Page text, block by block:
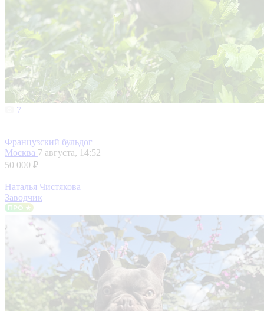
7
Французский бульдог
Москва 7 августа, 14:52
50 000 ₽
Наталья Чистякова
Заводчик